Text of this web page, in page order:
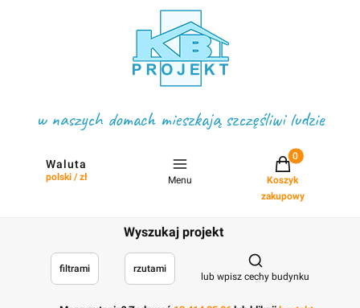
w naszych domach mieszkają szczęśliwi ludzie
Waluta
polski / zł Menu
Projekty w
Koszyk
zakupowy
Wyszukaj projekt
filtrami rzutami
Otwórz
lub wpisz cechy budynku